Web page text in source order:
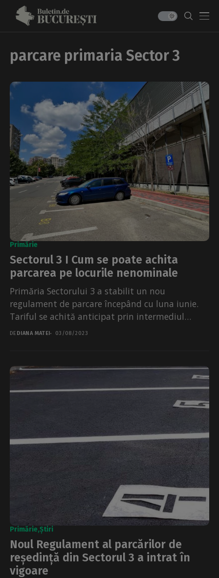
parcare primaria Sector 3
Primărie
Sectorul 3 I Cum se poate achita
parcarea pe locurile nenominale
Primăria Sectorului 3 a stabilit un nou
regulament de parcare începând cu luna iunie.
Tariful se achită anticipat prin intermediul
unui SMS la 7494,...
DE DIANA MATEI 03/08/2023
Primărie Știri
Noul Regulament al parcărilor de
reședință din Sectorul 3 a intrat în
vigoare